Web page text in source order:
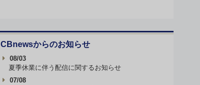
CBnewsからのお知らせ
08/03
夏季休業に伴う配信に関するお知らせ
07/08